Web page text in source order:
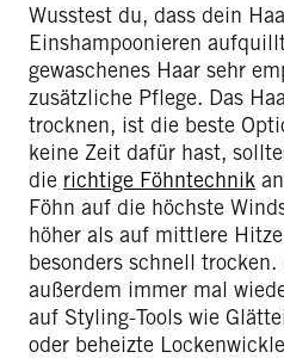
Wusstest du, dass dein
Einshampoonieren
gewaschenes Haar sehr
zusätzliche Pflege. Das
trocknen, ist die beste
keine Zeit dafür hast,
die richtige Föhntechnik
Föhn auf die höchste
höher als auf mittlere
besonders schnell
außerdem immer mal
auf Styling-Tools wie
oder beheizte